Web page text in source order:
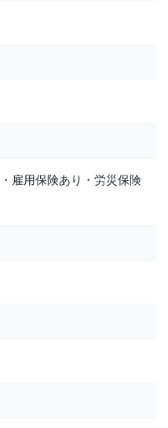
雇用保険あり・労災保険